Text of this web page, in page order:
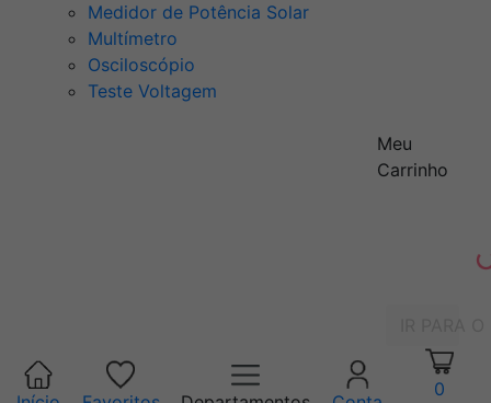
Medidor de Potência Solar
Multímetro
Osciloscópio
Teste Voltagem
Meu
Carrinho
0